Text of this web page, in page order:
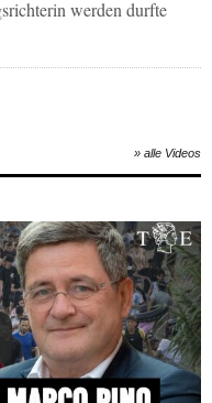
werden durfte
» alle Videos